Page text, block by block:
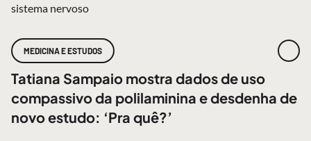
sistema nervoso
MEDICINA E ESTUDOS
Tatiana Sampaio mostra dados de uso
compassivo da polilaminina e desdenha de
novo estudo: ‘Pra quê?’